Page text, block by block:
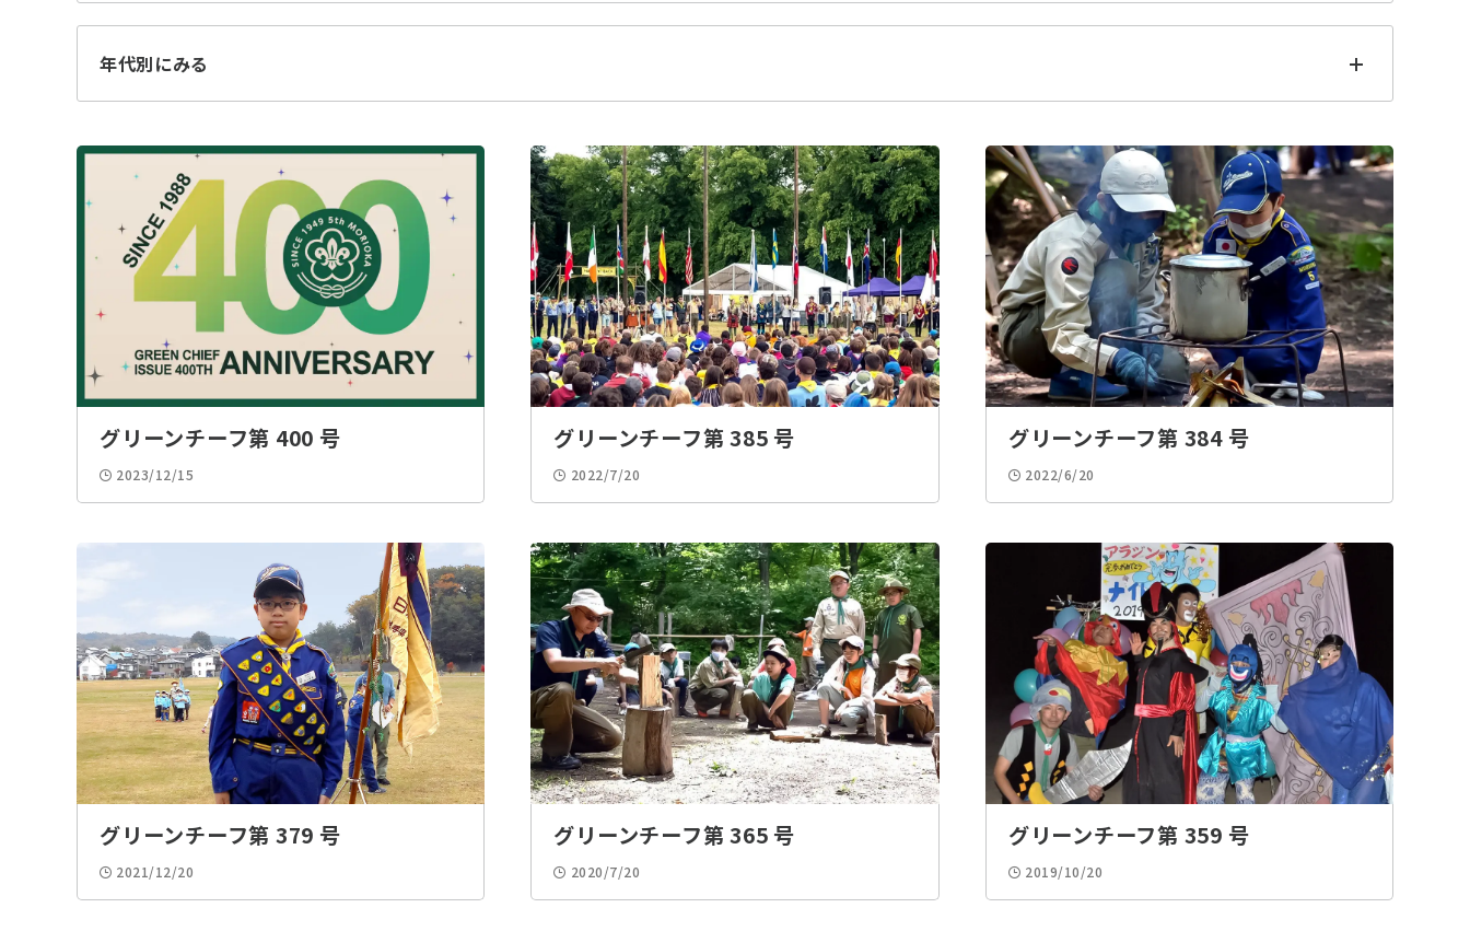
すべて
キャンプ 雪中キャンプ キャンプファイヤー テント作り デン作り 火おこし ナイトハイク デイハイク
登山 ツリークライミング 手旗 ロープ結び モールス 計測 座標
BP祭 表彰 上進式 ちかいの式 式典・記念式 入団説明会 入団式 総会
交流会 講習会 メディア掲載 整備・清掃 料理 工作・アート ゲーム
お参り スキー カーリング 農作 夜間活動 プラネタリウム クリスマス
動物・昆虫
年代別にみる
2025 2024 2023 2022 2021 2020 2019 2018
2016
グリーンチーフ第 400 号
2023/12/15
グリーンチーフ第 385 号
2022/7/20
グリーンチーフ第 384 号
2022/6/20
グリーンチーフ第 379 号
2021/12/20
グリーンチーフ第 365 号
2020/7/20
グリーンチーフ第 359 号
2019/10/20